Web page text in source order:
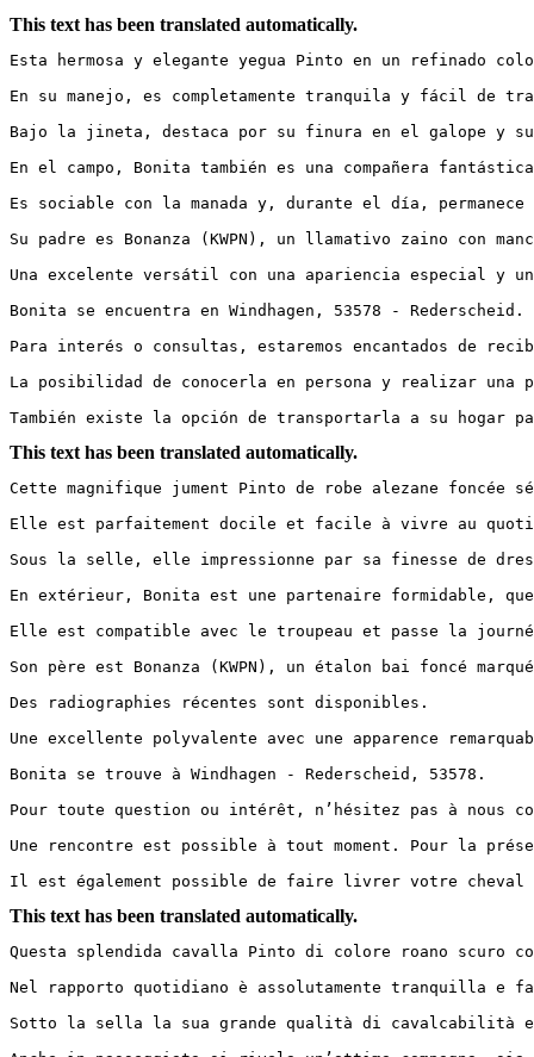
This text has been translated automatically.
Esta hermosa y elegante yegua Pinto en un refinado
En su manejo, es completamente tranquila y fácil de
Bajo la jineta, destaca por su finura en el galope y su
En el campo, Bonita también es una compañera
Es sociable con la manada y, durante el día,
Su padre es Bonanza (KWPN), un llamativo zaino con
Una excelente versátil con una apariencia especial y
Bonita se encuentra en Windhagen, 53578 - Rederscheid.
Para interés o consultas, estaremos encantados de
La posibilidad de conocerla en persona y realizar una
También existe la opción de transportarla a su hogar
This text has been translated automatically.
Cette magnifique jument Pinto de robe alezane
Elle est parfaitement docile et facile à vivre au
Sous la selle, elle impressionne par sa finesse de
En extérieur, Bonita est une partenaire formidable,
Elle est compatible avec le troupeau et passe la
Son père est Bonanza (KWPN), un étalon bai foncé
Des radiographies récentes sont disponibles.
Une excellente polyvalente avec une apparence
Bonita se trouve à Windhagen - Rederscheid, 53578.
Pour toute question ou intérêt, n’hésitez pas à nous
Une rencontre est possible à tout moment. Pour la
Il est également possible de faire livrer votre cheval
This text has been translated automatically.
Questa splendida cavalla Pinto di colore roano
Nel rapporto quotidiano è assolutamente tranquilla
Sotto la sella la sua grande qualità di cavalcabilità e